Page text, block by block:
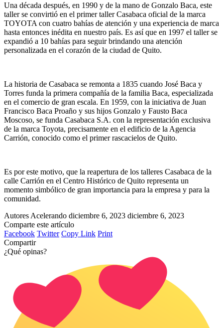
Una década después, en 1990 y de la mano de Gonzalo Baca, este
taller se convirtió en el primer taller Casabaca oficial de la marca
TOYOTA con cuatro bahías de atención y una experiencia de marca
hasta entonces inédita en nuestro país. Es así que en 1997 el taller se
expandió a 10 bahías para seguir brindando una atención
personalizada en el corazón de la ciudad de Quito.
La historia de Casabaca se remonta a 1835 cuando José Baca y
Torres funda la primera compañía de la familia Baca, especializada
en el comercio de gran escala. En 1959, con la iniciativa de Juan
Francisco Baca Proaño y sus hijos Gonzalo y Fausto Baca
Moscoso, se funda Casabaca S.A. con la representación exclusiva
de la marca Toyota, precisamente en el edificio de la Agencia
Carrión, conocido como el primer rascacielos de Quito.
Es por este motivo, que la reapertura de los talleres Casabaca de la
calle Carrión en el Centro Histórico de Quito representa un
momento simbólico de gran importancia para la empresa y para la
comunidad.
Autores Acelerando diciembre 6, 2023 diciembre 6, 2023
Comparte este artículo
Facebook Twitter Copy Link Print
Compartir
¿Qué opinas?